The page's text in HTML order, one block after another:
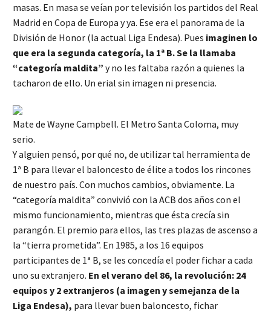
masas. En masa se veían por televisión los partidos del Real
Madrid en Copa de Europa y ya. Ese era el panorama de la
División de Honor (la actual Liga Endesa). Pues imaginen lo
que era la segunda categoría, la 1ª B. Se la llamaba
“categoría maldita” y no les faltaba razón a quienes la
tacharon de ello. Un erial sin imagen ni presencia.
Mate de Wayne Campbell. El Metro Santa Coloma, muy
serio.
Y alguien pensó, por qué no, de utilizar tal herramienta de
1ª B para llevar el baloncesto de élite a todos los rincones
de nuestro país. Con muchos cambios, obviamente. La
“categoría maldita” convivió con la ACB dos años con el
mismo funcionamiento, mientras que ésta crecía sin
parangón. El premio para ellos, las tres plazas de ascenso a
la “tierra prometida”. En 1985, a los 16 equipos
participantes de 1ª B, se les concedía el poder fichar a cada
uno su extranjero. En el verano del 86, la revolución: 24
equipos y 2 extranjeros (a imagen y semejanza de la
Liga Endesa), para llevar buen baloncesto, fichar